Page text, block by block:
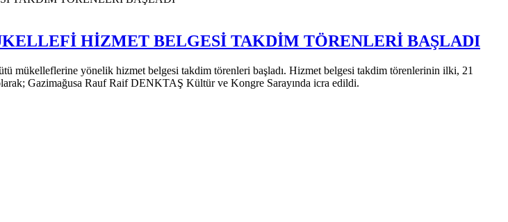
HİZMET BELGESİ TAKDİM TÖRENLERİ BAŞLADI
mükelleflerine yönelik hizmet belgesi takdim törenleri başladı. Hizmet belgesi takdim törenlerinin ilki, 21
Gazimağusa Rauf Raif DENKTAŞ Kültür ve Kongre Sarayında icra edildi.